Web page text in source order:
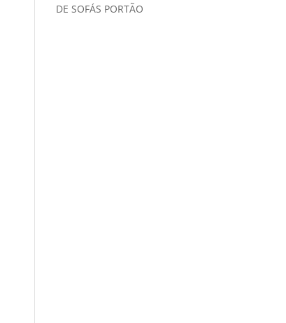
DE SOFÁS PORTÃO